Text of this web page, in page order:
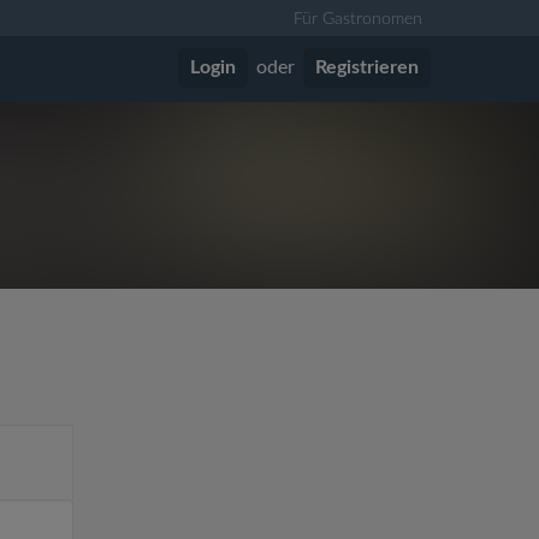
Für Gastronomen
Login oder Registrieren